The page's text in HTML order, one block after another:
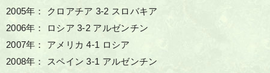
2005年： クロアチア 3-2 スロバキア
2006年： ロシア 3-2 アルゼンチン
2007年： アメリカ 4-1 ロシア
2008年： スペイン 3-1 アルゼンチン